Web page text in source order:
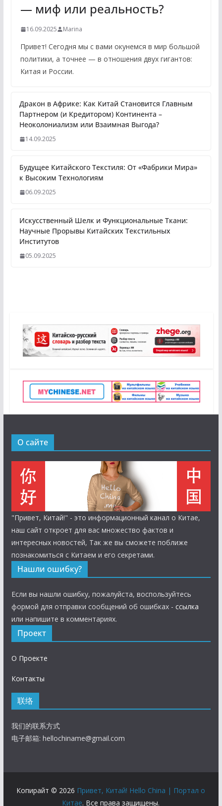
— миф или реальность?
16.09.2025 Marina
Привет! Сегодня мы с вами окунемся в мир большой
политики, а точнее — в отношения двух гигантов:
Китая и России.
Дракон в Африке: Как Китай Становится Главным
Партнером (и Кредитором) Континента –
Неоколониализм или Взаимная Выгода?
14.09.2025
Будущее Китайского Текстиля: От «Фабрики Мира»
к Высоким Технологиям
06.09.2025
Искусственный Шелк и Функциональные Ткани:
Научные Прорывы Китайских Текстильных
Институтов
05.09.2025
О сайте
"Привет, Китай!" - это информационный канал о Китае,
наш сайт откроет для вас множество фактов и
интересных новостей, Так же вы сможете поближе
познакомиться с Китаем и его секретами.
Нашли ошибку?
Если вы нашли ошибку, пожалуйста, воспользуйтесь
формой для отправки сообщений об ошибках - ссылка
или напишите в комментариях.
Проект
О Проекте
Контакты
联络
我们的联系方式
电子邮箱: hellochiname@gmail.com
Копирайт © 2026 Привет, Китай! Hello China | Портал о
Китае. Все права защищены.